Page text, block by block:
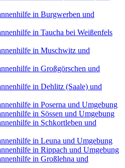
in Burgwerben und
in Taucha bei Weißenfels
in Muschwitz und
in Großgörschen und
in Dehlitz (Saale) und
in Poserna und Umgebung
in Sössen und Umgebung
in Schkortleben und
in Leuna und Umgebung
in Rippach und Umgebung
in Großlehna und